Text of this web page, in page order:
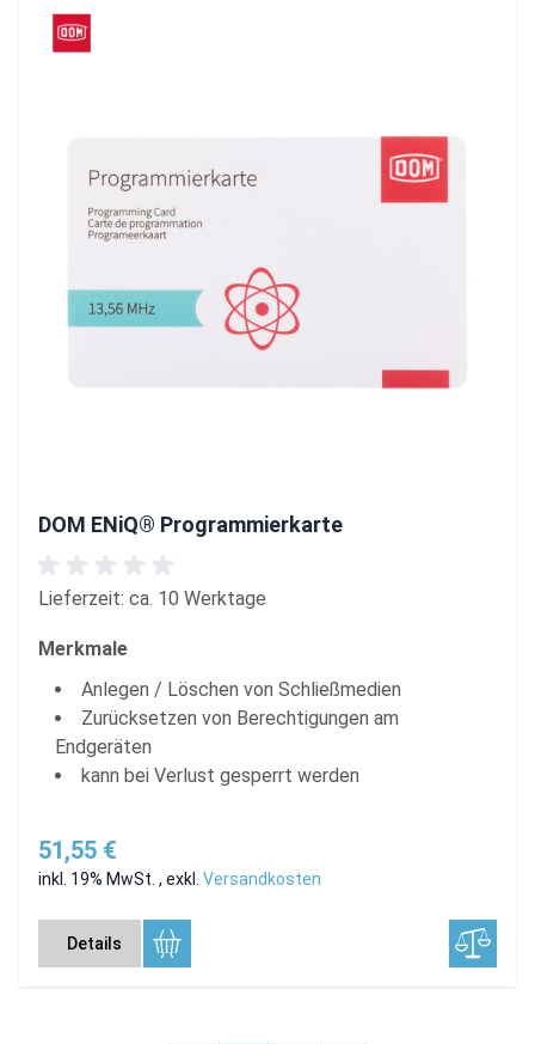
DOM ENiQ® Programmierkarte
Lieferzeit: ca. 10 Werktage
Merkmale
Anlegen / Löschen von Schließmedien
Zurücksetzen von Berechtigungen am
Endgeräten
kann bei Verlust gesperrt werden
51,55 €
inkl. 19% MwSt. , exkl. Versandkosten
Details